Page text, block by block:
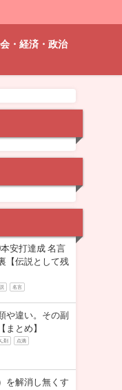
・経済・政治
安打達成 名言
【伝説として残
名言
や違い。その副
まとめ】
剤 点滴
を解消し無くす